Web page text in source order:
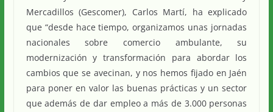
Mercadillos (Gescomer), Carlos Martí, ha explicado
que “desde hace tiempo, organizamos unas jornadas
nacionales sobre comercio ambulante, su
modernización y transformación para abordar los
cambios que se avecinan, y nos hemos fijado en Jaén
para poner en valor las buenas prácticas y un sector
que además de dar empleo a más de 3.000 personas